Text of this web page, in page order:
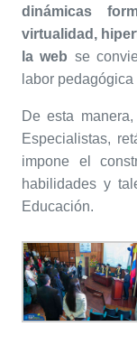
dinámicas
virtualidad,
la web se
labor
De esta
Especialistas,
impone el
habilidades y
Educación.